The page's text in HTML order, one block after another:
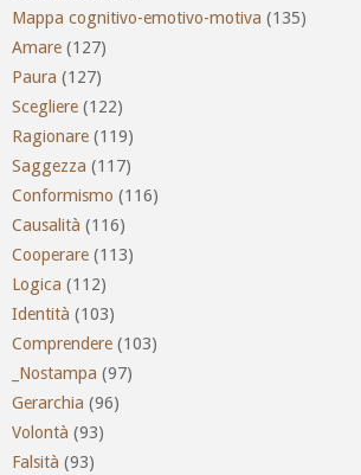
Mappa cognitivo-emotivo-motiva (135)
Amare (127)
Paura (127)
Scegliere (122)
Ragionare (119)
Saggezza (117)
Conformismo (116)
Causalità (116)
Cooperare (113)
Logica (112)
Identità (103)
Comprendere (103)
_Nostampa (97)
Gerarchia (96)
Volontà (93)
Falsità (93)